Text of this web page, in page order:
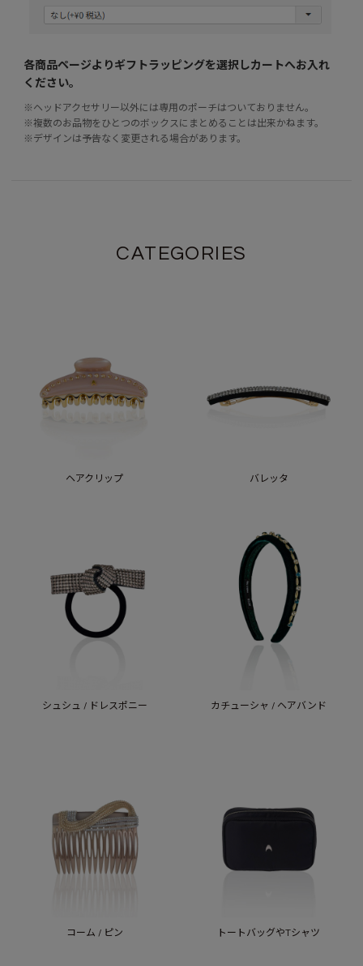
各商品ページよりギフトラッピングを選択しカートへお入れ
ください。
※ヘッドアクセサリー以外には専用のポーチはついておりません。
※複数のお品物をひとつのボックスにまとめることは出来かねます。
※デザインは予告なく変更される場合があります。
CATEGORIES
ヘアクリップ バレッタ
シュシュ / ドレスポニー カチューシャ / ヘアバンド
コーム / ピン トートバッグやTシャツ